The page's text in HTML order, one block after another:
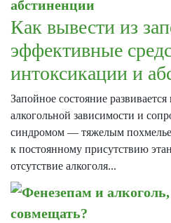
Как вывести из
эффективные
интоксикации и
Запойное состояние
алкогольной зависимости и
синдромом — тяжелым
к постоянному присутствию
отсутствие алкоголя...